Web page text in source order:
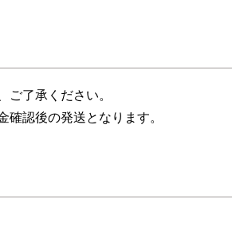
ご了承ください。
確認後の発送となります。